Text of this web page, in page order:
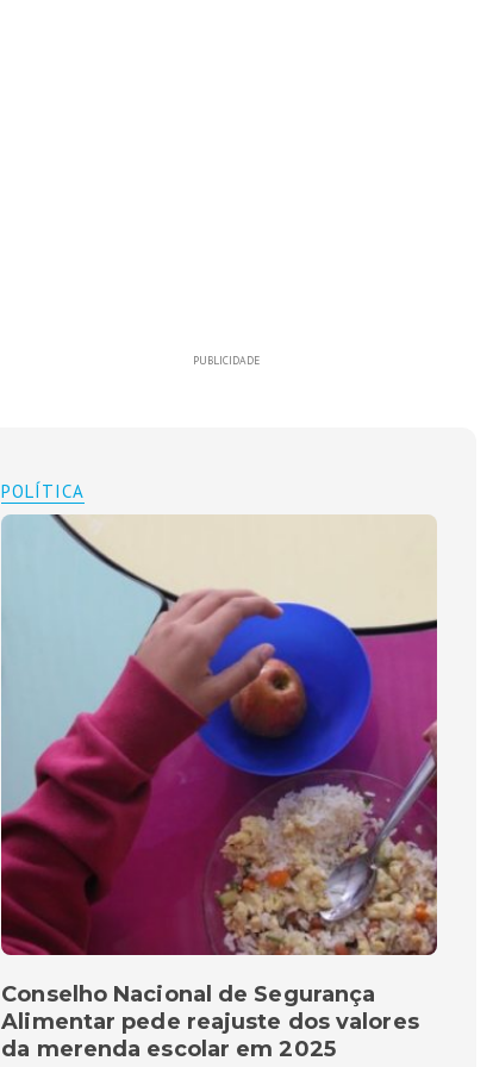
PUBLICIDADE
POLÍTICA
Conselho Nacional de Segurança
Alimentar pede reajuste dos valores
da merenda escolar em 2025